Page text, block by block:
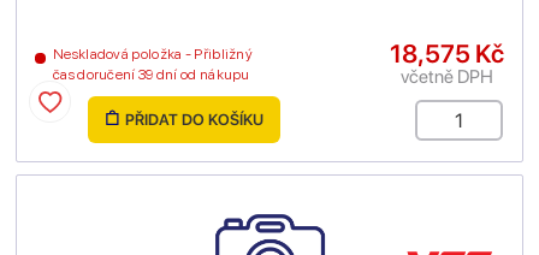
Neskladová položka - Přibližný
čas doručení 39 dní od nákupu
18,575 Kč
včetně DPH
PŘIDAT DO KOŠÍKU